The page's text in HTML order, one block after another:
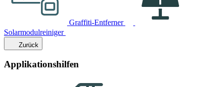
Graffiti-Entferner
Solarmodulreiniger
Zurück
Applikationshilfen